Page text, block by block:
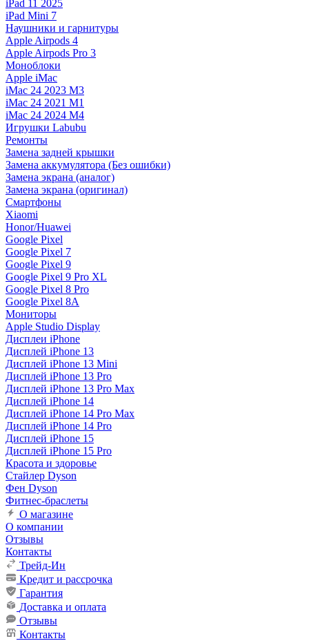
iPad 11 2025
iPad Mini 7
Наушники и гарнитуры
Apple Airpods 4
Apple Airpods Pro 3
Моноблоки
Apple iMac
iMac 24 2023 M3
iMac 24 2021 M1
iMac 24 2024 M4
Игрушки Labubu
Ремонты
Замена задней крышки
Замена аккумулятора (Без ошибки)
Замена экрана (аналог)
Замена экрана (оригинал)
Смартфоны
Xiaomi
Honor/Huawei
Google Pixel
Google Pixel 7
Google Pixel 9
Google Pixel 9 Pro XL
Google Pixel 8 Pro
Google Pixel 8A
Мониторы
Apple Studio Display
Дисплеи iPhone
Дисплей iPhone 13
Дисплей iPhone 13 Mini
Дисплей iPhone 13 Pro
Дисплей iPhone 13 Pro Max
Дисплей iPhone 14
Дисплей iPhone 14 Pro Max
Дисплей iPhone 14 Pro
Дисплей iPhone 15
Дисплей iPhone 15 Pro
Красота и здоровье
Стайлер Dyson
Фен Dyson
Фитнес-браслеты
О магазине
О компании
Отзывы
Контакты
Трейд-Ин
Кредит и рассрочка
Гарантия
Доставка и оплата
Отзывы
Контакты